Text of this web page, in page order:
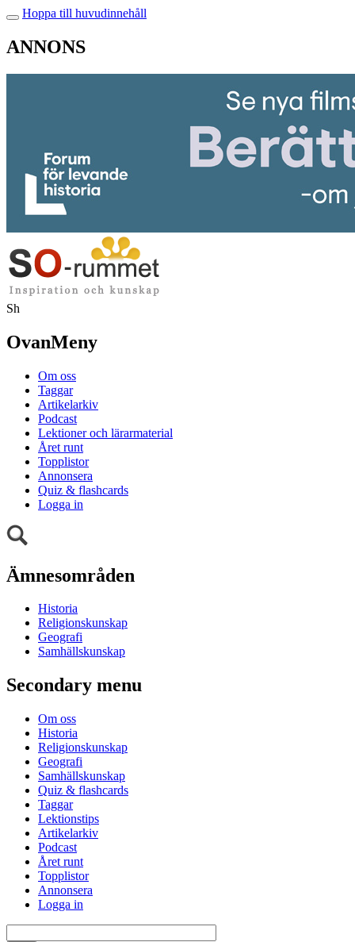
Hoppa till huvudinnehåll
ANNONS
Sh
OvanMeny
Om oss
Taggar
Artikelarkiv
Podcast
Lektioner och lärarmaterial
Året runt
Topplistor
Annonsera
Quiz & flashcards
Logga in
Ämnesområden
Historia
Religionskunskap
Geografi
Samhällskunskap
Secondary menu
Om oss
Historia
Religionskunskap
Geografi
Samhällskunskap
Quiz & flashcards
Taggar
Lektionstips
Artikelarkiv
Podcast
Året runt
Topplistor
Annonsera
Logga in